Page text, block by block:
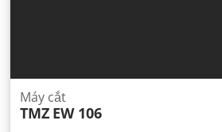
Máy cắt
TMZ EW 106